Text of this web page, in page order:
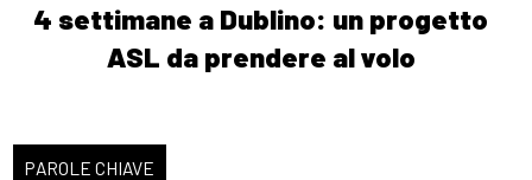
4 settimane a Dublino: un progetto
ASL da prendere al volo
PAROLE CHIAVE